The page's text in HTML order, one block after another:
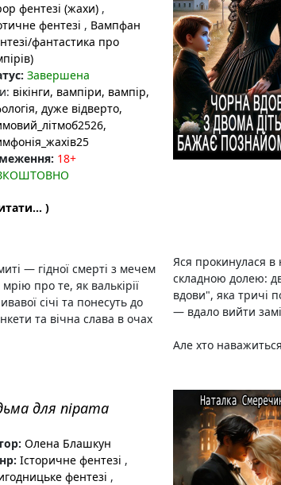
фентезі (жахи) ,
фентезі , Вампфан
фантастика про
Завершена
вікінги, вампіри, вампір,
, дуже відверто,
,
18+
)
— гідної смерті з мечем
про те, як валькірії
січі та понесуть до
та вічна слава в очах
Яся прокинулася в
складною долею:
вдови", яка тричі
— вдало вийти
Але хто
для пірата
Олена Блашкун
Історичне фентезі ,
фентезі ,